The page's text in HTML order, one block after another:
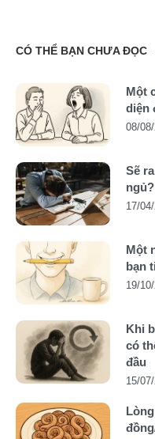
CÓ THỂ BẠN CHƯA ĐỌC
Một
diện
08/
Sẽ
ngủ?
17/
Một
bạn
19/
Khi
có
đầu
15/